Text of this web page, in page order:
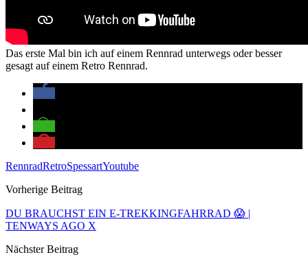
Das erste Mal bin ich auf einem Rennrad unterwegs oder besser
gesagt auf einem Retro Rennrad.
RennradRetroSpessartYoutube
Vorherige Beitrag
DU BRAUCHST EIN E-TREKKINGFAHRRAD 😱 |
TENWAYS AGO X
Nächster Beitrag